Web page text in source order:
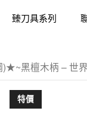
臻刀具系列
黑檀木柄 – 世
特價